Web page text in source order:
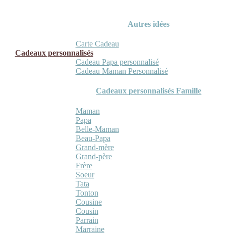
Autres idées
Carte Cadeau
Cadeaux personnalisés
Cadeau Papa personnalisé
Cadeau Maman Personnalisé
Cadeaux personnalisés Famille
Maman
Papa
Belle-Maman
Beau-Papa
Grand-mère
Grand-père
Frère
Soeur
Tata
Tonton
Cousine
Cousin
Parrain
Marraine